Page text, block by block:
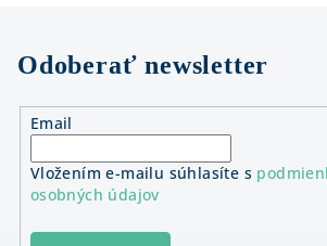
Odoberať newsletter
Email
Vložením e-mailu súhlasíte s
osobných údajov